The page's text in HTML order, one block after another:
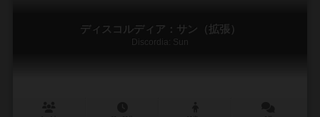
ディスコルディア：サン（拡張）
Discordia: Sun